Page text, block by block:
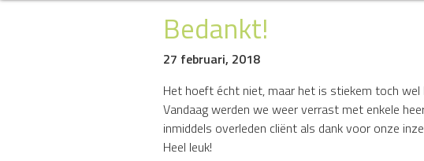
Bedankt!
27 februari, 2018
Het hoeft écht niet, maar het is stiekem toch
Vandaag werden we weer verrast met enkele
inmiddels overleden cliënt als dank voor onze
Heel leuk!